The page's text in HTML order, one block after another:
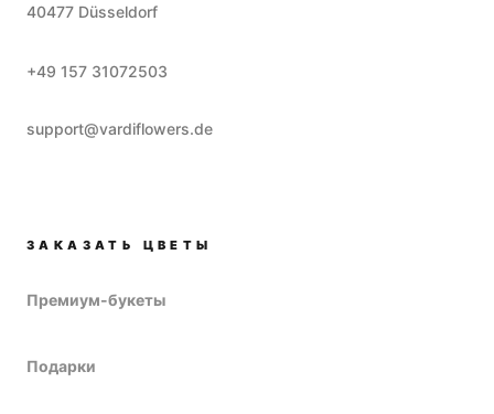
40477 Düsseldorf
+49 157 31072503
support@vardiflowers.de
ЗАКАЗАТЬ ЦВЕТЫ
Премиум-букеты
Подарки